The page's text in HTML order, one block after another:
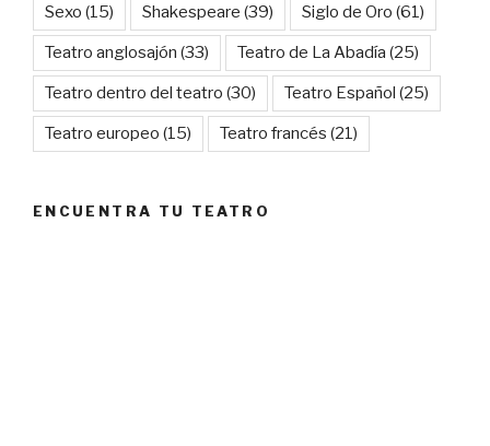
Sexo (15) Shakespeare (39) Siglo de Oro (61)
Teatro anglosajón (33) Teatro de La Abadía (25)
Teatro dentro del teatro (30) Teatro Español (25)
Teatro europeo (15) Teatro francés (21)
ENCUENTRA TU TEATRO